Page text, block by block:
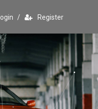
Login / Register